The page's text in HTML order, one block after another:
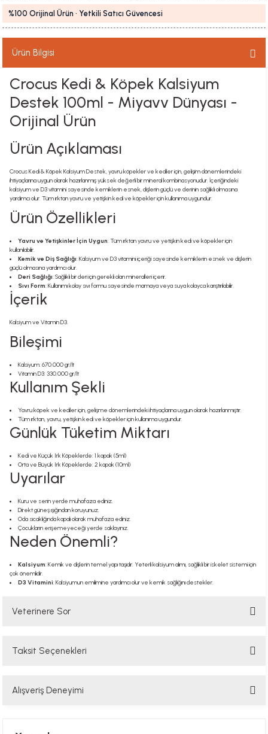
%100 Orijinal Ürün · Yetkili Satıcı Güvencesi
Ürün Bilgisi
Crocus Kedi & Köpek Kalsiyum
Destek 100ml - Miyavv Dünyası -
Orijinal Ürün
Ürün Açıklaması
Crocus Kedi & Köpek Kalsiyum Destek, yavru köpekler ve kediler için, gelişim dönemlerindeki
ihtiyaçlarına uygun olarak hazırlanmış yüksek değerli bir mineral kombinasyonudur. İçeriğindeki
kalsiyum ve D3 vitamini sayesinde kemiklerin esnek, dişlerin güçlü ve derinin sağlıklı olmasına
yardımcı olur. Tüm ırktan yavru ve yetişkin kedi ve köpekler için kullanıma uygundur.
Ürün Özellikleri
Yavru ve Yetişkinler İçin Uygun: Tüm ırktan yavru ve yetişkin kedi ve köpekler için
kullanılabilir.
Kemik ve Diş Sağlığı: Kalsiyum ve D3 vitamini içeriği sayesinde kemiklerin esnek ve dişlerin
güçlü olmasına yardımcı olur.
Deri Sağlığı: Sağlıklı bir deri için gerekli olan mineralleri içerir.
Sıvı Form: Kullanımı kolay sıvı formu sayesinde mamaya veya suya kolayca karıştırılabilir.
İçerik
Kalsiyum ve Vitamin D3.
Bileşimi
Kalsiyum: 670.000 gr/lt
Vitamin D3: 330.000 gr/lt
Kullanım Şekli
Yavru köpek ve kediler için, gelişme dönemlerindeki ihtiyaçlarına uygun olarak hazırlanmıştır.
Tüm ırktan, yavru, yetişkin kedi ve köpekler için kullanıma uygundur.
Günlük Tüketim Miktarı
Kedi ve Küçük Irk Köpeklerde: 1 kapak (5ml)
Orta ve Büyük Irk Köpeklerde: 2 kapak (10ml)
Uyarılar
Kuru ve serin yerde muhafaza ediniz.
Direkt güneş ışığından koruyunuz.
Oda sıcaklığında kapalı olarak muhafaza ediniz.
Çocukların erişemeyeceği yerde saklayınız.
Neden Önemli?
Kalsiyum: Kemik ve dişlerin temel yapı taşıdır. Yeterli kalsiyum alımı, sağlıklı bir iskelet sistemi için
çok önemlidir.
D3 Vitamini: Kalsiyumun emilimine yardımcı olur ve kemik sağlığını destekler.
Veterinere Sor
Sorularınızı buradan sorabilirsiniz. Veteriner ekibimiz en kısa sürede
Taksit Seçenekleri
Alışveriş Deneyimi